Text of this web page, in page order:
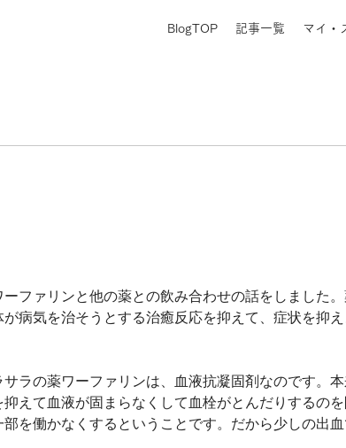
BlogTOP 記事一覧 マイ・
ファリンと他の薬との飲み合わせの話をしました
病気を治そうとする治癒反応を抑えて、症状を抑
ラの薬ワーファリンは、血液抗凝固剤なのです。
えて血液が固まらなくして血栓がとんだりするの
を働かなくするということです。だから少しの出血